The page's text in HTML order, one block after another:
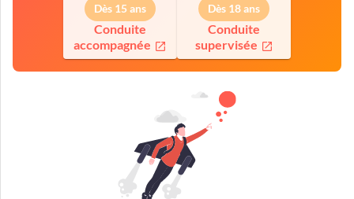
Dès 15 ans
Conduite
accompagnée
Dès 18 ans
Conduite
supervisée